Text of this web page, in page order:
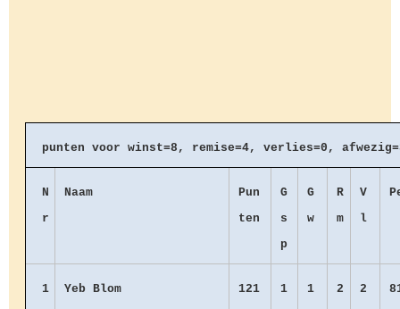
punten voor winst=8, remise=4, verlies=0,
N
r
Naam
Pun
ten
G
s
p
G
w
R
m
V
l
1 Yeb Blom 121
1
1
2 2